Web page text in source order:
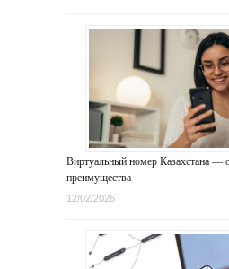
Виртуальный номер Казахстана —
преимущества
12/02/2026